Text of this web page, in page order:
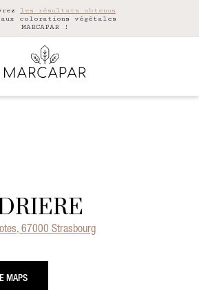
les résultats obtenus
aux colorations végétales
MARCAPAR !
67000 Strasbourg
MAPS